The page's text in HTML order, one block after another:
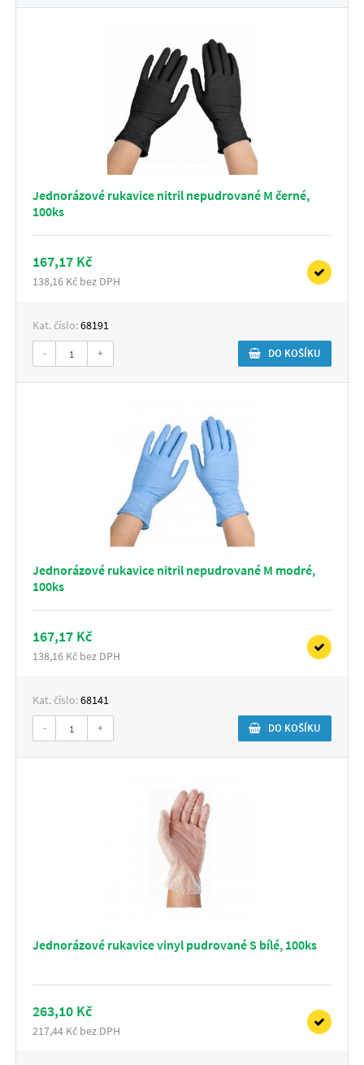
Jednorázové rukavice nitril nepudrované M černé,
100ks
167,17 Kč
138,16 Kč bez DPH
Kat. číslo:68191
- + DO KOŠÍKU
Jednorázové rukavice nitril nepudrované M modré,
100ks
167,17 Kč
138,16 Kč bez DPH
Kat. číslo:68141
- + DO KOŠÍKU
Jednorázové rukavice vinyl pudrované S bílé, 100ks
263,10 Kč
217,44 Kč bez DPH